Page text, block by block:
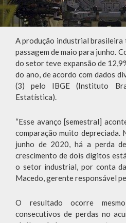
A produção industrial brasileira
passagem de maio para junho.
do setor teve expansão de
do ano, de acordo com dados
(3) pelo IBGE (Instituto
Estatística).
“Esse avanço [semestral]
comparação muito depreciada.
junho de 2020, há a perda
crescimento de dois dígitos
o setor industrial, por conta da
Macedo, gerente responsável
O resultado ocorre
consecutivos de perdas no